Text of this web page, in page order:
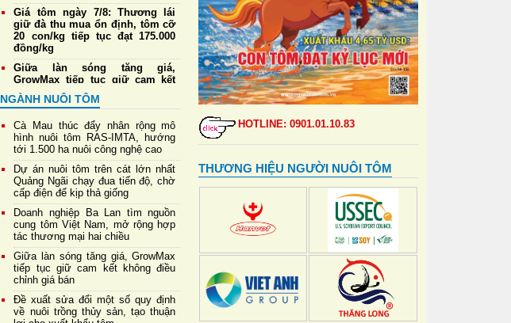
Giá tôm ngày 7/8: Thương lái
giữ đà thu mua ổn định, tôm cỡ
20 con/kg tiếp tục đạt 175.000
đồng/kg
Giữa làn sóng tăng giá,
GrowMax tiếp tục giữ cam kết
không điều chỉnh giá bán
Cargill tiếp tục sản xuất thức ăn
cá tại nhà máy Biên Hòa và
Hưng Yên
Đề xuất sửa đổi một số quy định
về nuôi trồng thủy sản, tạo
thuận lợi cho xuất khẩu tôm
Giá tôm ngày 6/8: Thương lái
duy trì thu mua ổn định, tôm cỡ
20 con/kg giữ giá cao nhất
175.000 đồng/kg
NGÀNH NUÔI TÔM
Cà Mau thúc đẩy nhân rộng mô
hình nuôi tôm RAS-IMTA, hướng
tới 1.500 ha nuôi công nghệ cao
Dự án nuôi tôm trên cát lớn nhất
Quảng Ngãi chạy đua tiến độ, chờ
cấp điện để kịp thả giống
Doanh nghiệp Ba Lan tìm nguồn
cung tôm Việt Nam, mở rộng hợp
tác thương mại hai chiều
Giữa làn sóng tăng giá, GrowMax
tiếp tục giữ cam kết không điều
chỉnh giá bán
Đề xuất sửa đổi một số quy định
về nuôi trồng thủy sản, tạo thuận
HOTLINE: 0901.01.10.83
THƯƠNG HIỆU NGƯỜI NUÔI TÔM